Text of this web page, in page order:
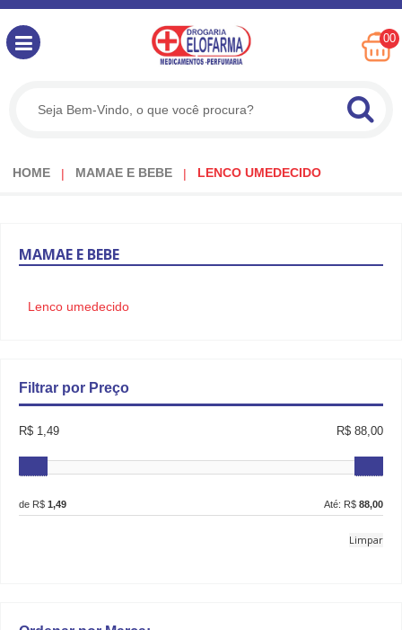
00
HOME MAMAE E BEBE LENCO UMEDECIDO
MAMAE E BEBE
Lenco umedecido
Filtrar por Preço
R$ 1,49 R$ 88,00
de R$ 1,49 Até: R$ 88,00
Limpar